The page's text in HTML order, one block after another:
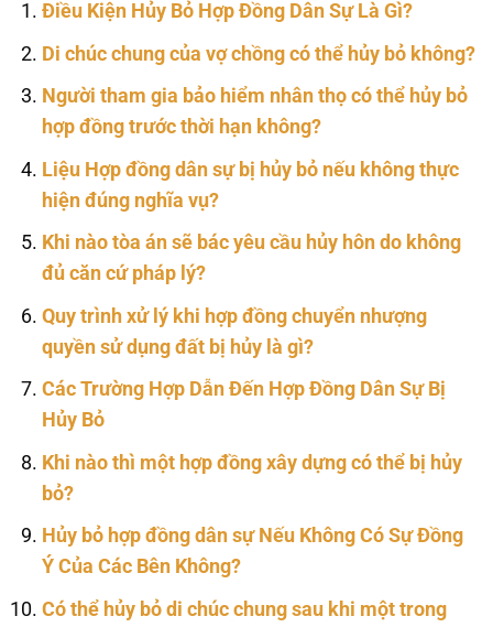
Điều Kiện Hủy Bỏ Hợp Đồng Dân Sự Là Gì?
Di chúc chung của vợ chồng có thể hủy bỏ không?
Người tham gia bảo hiểm nhân thọ có thể hủy bỏ
hợp đồng trước thời hạn không?
Liệu Hợp đồng dân sự bị hủy bỏ nếu không thực
hiện đúng nghĩa vụ?
Khi nào tòa án sẽ bác yêu cầu hủy hôn do không
đủ căn cứ pháp lý?
Quy trình xử lý khi hợp đồng chuyển nhượng
quyền sử dụng đất bị hủy là gì?
Các Trường Hợp Dẫn Đến Hợp Đồng Dân Sự Bị
Hủy Bỏ
Khi nào thì một hợp đồng xây dựng có thể bị hủy
bỏ?
Hủy bỏ hợp đồng dân sự Nếu Không Có Sự Đồng
Ý Của Các Bên Không?
Có thể hủy bỏ di chúc chung sau khi một trong